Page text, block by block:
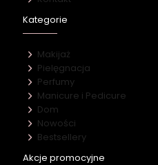
Kategorie
Makijaż
Pielęgnacja
Perfumy
Manicure i Pedicure
Dom
Nowości
Bestsellery
Akcje promocyjne